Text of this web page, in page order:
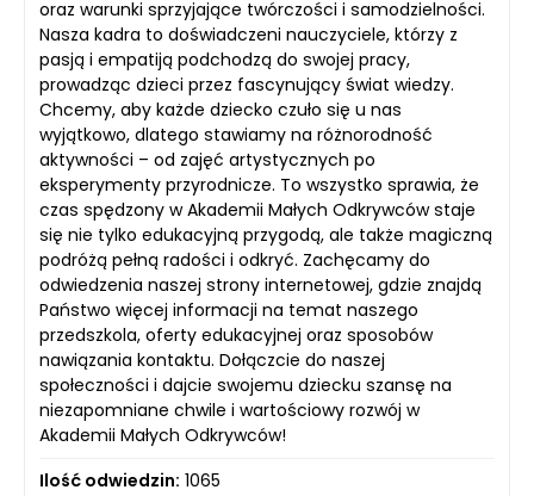
oraz warunki sprzyjające twórczości i samodzielności.
Nasza kadra to doświadczeni nauczyciele, którzy z
pasją i empatiją podchodzą do swojej pracy,
prowadząc dzieci przez fascynujący świat wiedzy.
Chcemy, aby każde dziecko czuło się u nas
wyjątkowo, dlatego stawiamy na różnorodność
aktywności – od zajęć artystycznych po
eksperymenty przyrodnicze. To wszystko sprawia, że
czas spędzony w Akademii Małych Odkrywców staje
się nie tylko edukacyjną przygodą, ale także magiczną
podróżą pełną radości i odkryć. Zachęcamy do
odwiedzenia naszej strony internetowej, gdzie znajdą
Państwo więcej informacji na temat naszego
przedszkola, oferty edukacyjnej oraz sposobów
nawiązania kontaktu. Dołączcie do naszej
społeczności i dajcie swojemu dziecku szansę na
niezapomniane chwile i wartościowy rozwój w
Akademii Małych Odkrywców!
Ilość odwiedzin: 1065